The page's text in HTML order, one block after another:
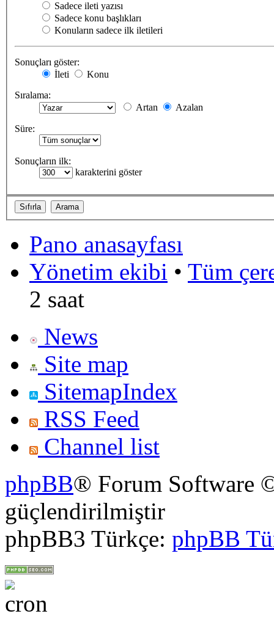
Sadece ileti yazısı
Sadece konu başlıkları
Konuların sadece ilk iletileri
Sonuçları göster:
İleti
Konu
Sıralama:
Artan
Azalan
Süre:
Sonuçların ilk:
karakterini göster
Pano anasayfası
Yönetim ekibi • Tüm
2 saat
News
Site map
SitemapIndex
RSS Feed
Channel list
phpBB® Forum Software
güçlendirilmiştir
phpBB3 Türkçe: phpBB